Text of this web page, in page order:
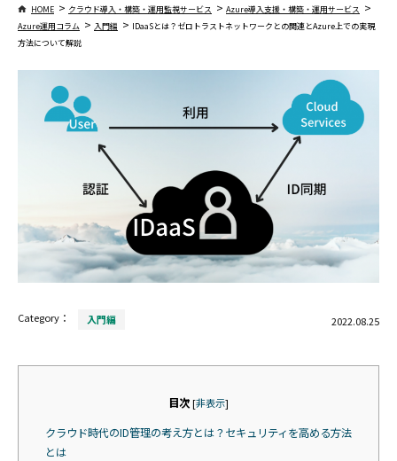
HOME > クラウド導入・構築・運用監視サービス > Azure導入支援・構築・運用サービス >
Azure運用コラム > 入門編 > IDaaSとは？ゼロトラストネットワークとの関連とAzure上での実現
方法について解説
Category： 入門編 2022.08.25
目次[非表示]
クラウド時代のID管理の考え方とは？セキュリティを高める方法
とは